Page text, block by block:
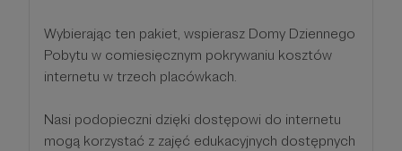
Wybierając ten pakiet, wspierasz Domy Dziennego
Pobytu w comiesięcznym pokrywaniu kosztów
internetu w trzech placówkach.
Nasi podopieczni dzięki dostępowi do internetu
mogą korzystać z zajęć edukacyjnych dostępnych